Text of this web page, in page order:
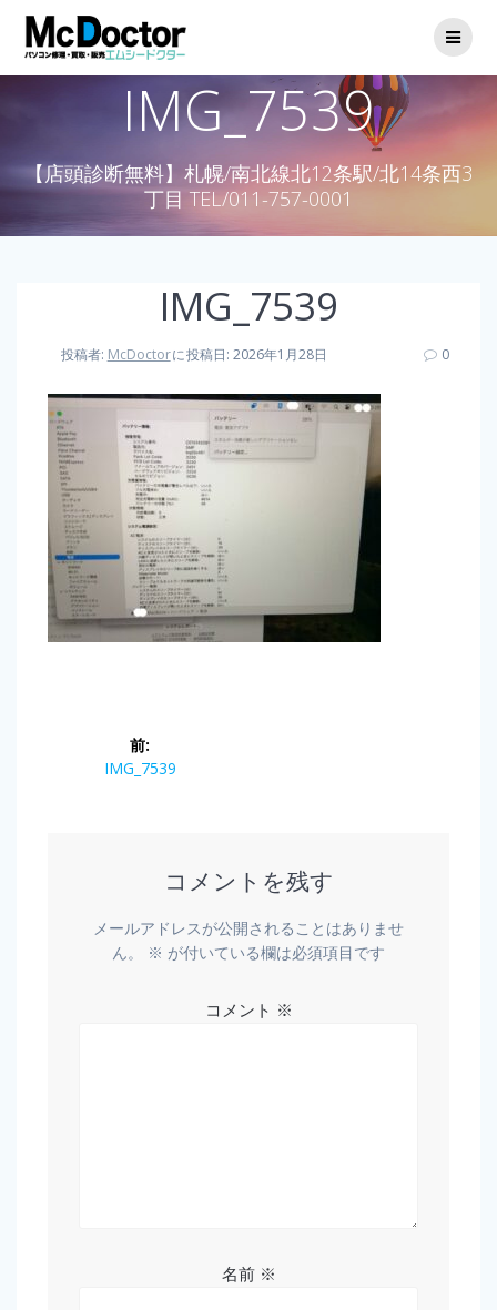
IMG_7539
【店頭診断無料】札幌/南北線北12条駅/北14条西3
丁目 TEL/011-757-0001
IMG_7539
投稿者: McDoctorに投稿日: 2026年1月28日 0
前:
IMG_7539
コメントを残す
メールアドレスが公開されることはありませ
ん。
※ が付いている欄は必須項目です
コメント ※
名前 ※